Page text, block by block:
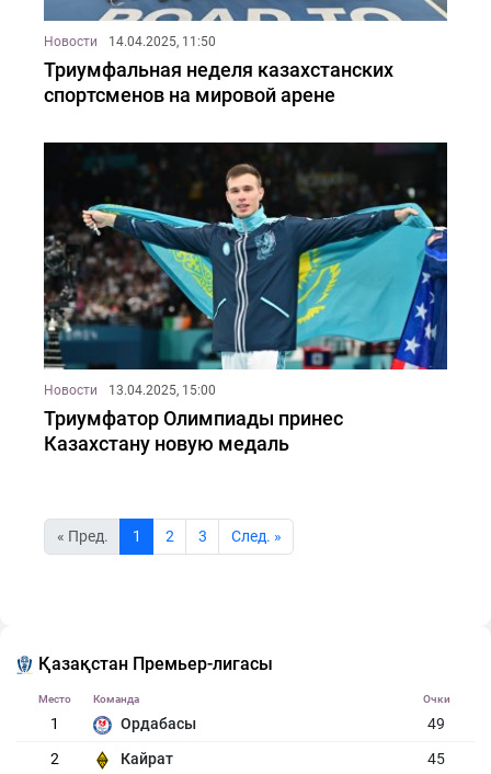
Новости 14.04.2025, 11:50
Триумфальная неделя казахстанских
спортсменов на мировой арене
Новости 13.04.2025, 15:00
Триумфатор Олимпиады принес
Казахстану новую медаль
« Пред. 1 2 3 Cлед. »
Қазақстан Премьер-лигасы
Место Команда Очки
1 Ордабасы
49
2
Кайрат
45